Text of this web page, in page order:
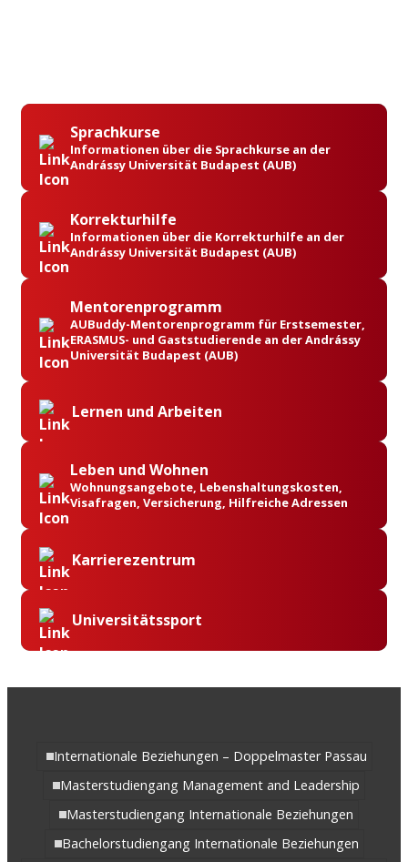
Sprachkurse
Informationen über die Sprachkurse an der
Andrássy Universität Budapest (AUB)
Korrekturhilfe
Informationen über die Korrekturhilfe an der
Andrássy Universität Budapest (AUB)
Mentorenprogramm
AUBuddy-Mentorenprogramm für Erstsemester,
ERASMUS- und Gaststudierende an der Andrássy
Universität Budapest (AUB)
Lernen und Arbeiten
Leben und Wohnen
Wohnungsangebote, Lebenshaltungskosten,
Visafragen, Versicherung, Hilfreiche Adressen
Karrierezentrum
Universitätssport
Internationale Beziehungen – Doppelmaster Passau
Masterstudiengang Management and Leadership
Masterstudiengang Internationale Beziehungen
Bachelorstudiengang Internationale Beziehungen